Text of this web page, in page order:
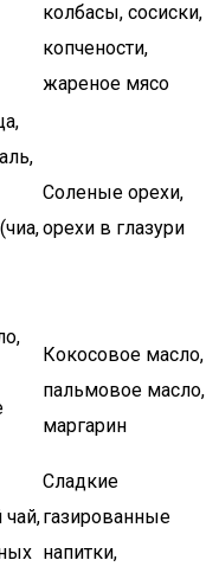
колбасы, сосиски,
копчености,
жареное мясо
Соленые орехи,
орехи в глазури
Кокосовое масло,
пальмовое масло,
маргарин
чай,
Сладкие
газированные
напитки,